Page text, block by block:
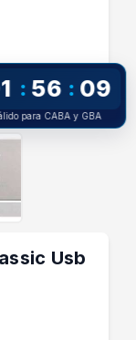
Usb
: 56 : 08
para CABA y GBA